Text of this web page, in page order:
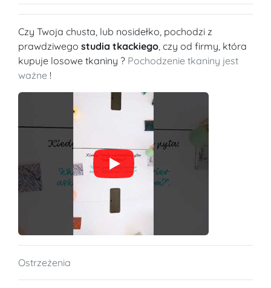
Czy Twoja chusta, lub nosidełko, pochodzi z
prawdziwego studia tkackiego, czy od firmy, która
kupuje losowe tkaniny ? Pochodzenie tkaniny jest
ważne !
Ostrzeżenia